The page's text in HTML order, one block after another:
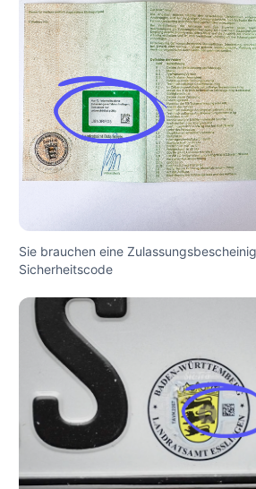
Sie brauchen eine
Sicherheitscode